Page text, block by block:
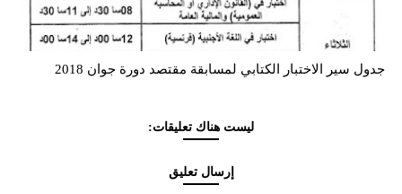
جدول سير الاختبار الكتابي لمسابقة مقتصد دورة جوان 2018
ليست هناك تعليقات:
إرسال تعليق